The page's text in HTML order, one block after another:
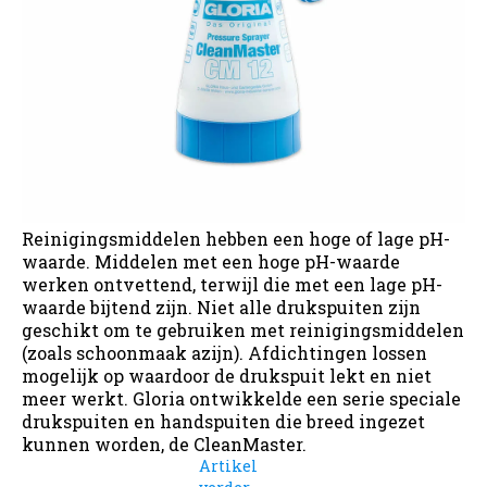
Reinigingsmiddelen hebben een hoge of lage pH-
waarde. Middelen met een hoge pH-waarde
werken ontvettend, terwijl die met een lage pH-
waarde bijtend zijn. Niet alle drukspuiten zijn
geschikt om te gebruiken met reinigingsmiddelen
(zoals schoonmaak azijn). Afdichtingen lossen
mogelijk op waardoor de drukspuit lekt en niet
meer werkt. Gloria ontwikkelde een serie speciale
drukspuiten en handspuiten die breed ingezet
kunnen worden, de CleanMaster.
Artikel